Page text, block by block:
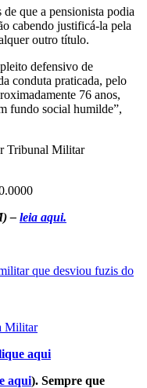
que a pensionista podia
cabendo justificá-la pela
outro título.
defensivo de
conduta praticada, pelo
76 anos,
fundo social humilde”,
Tribunal Militar
– leia aqui.
que desviou fuzis do
Militar
aqui
aqui). Sempre que